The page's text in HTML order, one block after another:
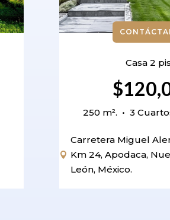
Casa 2
250 m². • 3

Carretera Miguel
Km 24, Apodaca,
León, México.